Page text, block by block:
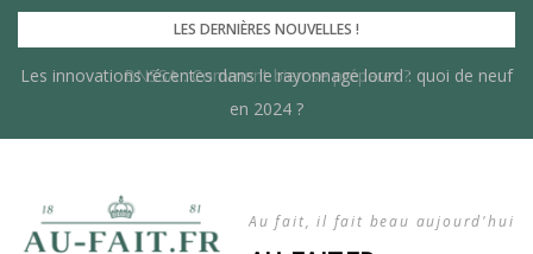
Skip
content
LES DERNIÈRES NOUVELLES !
BNSSA : Comment bien se préparer ?
Les innovations récentes dans le rayonnage lourd : quoi de neuf
en 2024 ?
Au fait, il fait beau aujourd'hui